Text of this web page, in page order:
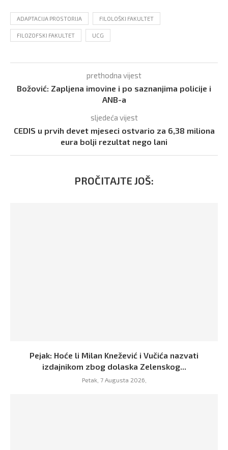
ADAPTACIJA PROSTORIJA FILOLOŠKI FAKULTET
FILOZOFSKI FAKULTET UCG
prethodna vijest
Božović: Zapljena imovine i po saznanjima policije i
ANB-a
sljedeća vijest
CEDIS u prvih devet mjeseci ostvario za 6,38 miliona
eura bolji rezultat nego lani
PROČITAJTE JOŠ:
Pejak: Hoće li Milan Knežević i Vučića nazvati
izdajnikom zbog dolaska Zelenskog...
Petak, 7 Augusta 2026,